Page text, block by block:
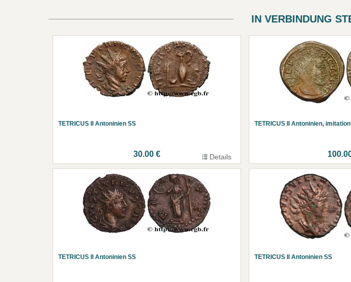
IN VERBINDUNG
TETRICUS II Antoninien SS
30.00 € Details
TETRICUS II Antoninien,
TETRICUS II Antoninien SS TETRICUS II Antoninien SS